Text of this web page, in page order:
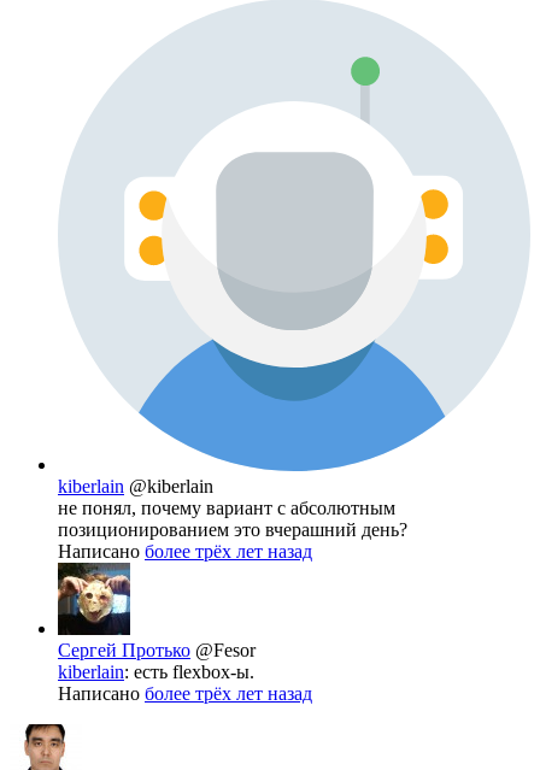
kiberlain @kiberlain
не понял, почему вариант с абсолютным
позиционированием это вчерашний день?
Написано более трёх лет назад
Сергей Протько @Fesor
kiberlain: есть flexbox-ы.
Написано более трёх лет назад